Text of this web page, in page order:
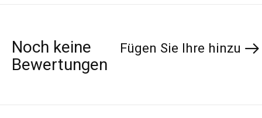
Noch keine
Bewertungen
Fügen Sie Ihre hinzu